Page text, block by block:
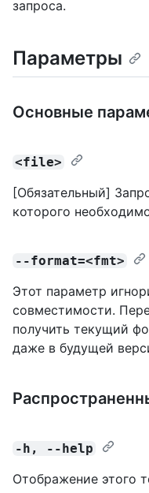
запроса.
Параметры
Основные
<file>
[Обязательный]
которого
--format=<fmt>
Этот параметр
совместимости.
получить текущий
даже в будущей
-h, --help
Отображение этого